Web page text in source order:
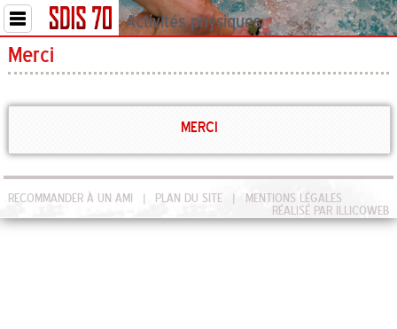
Activités physiques
MERCI
Merci
RECOMMANDER À UN AMI PLAN DU SITE
MENTIONS LÉGALES
RÉALISÉ PAR ILLICOWEB